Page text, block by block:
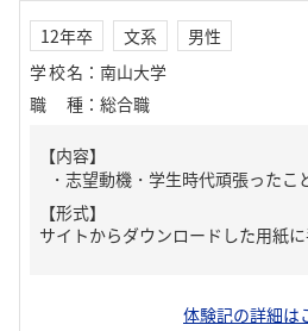
12年卒 文系
男性
学校名 ： 南山大学
職種 ： 総合職
【内容】
・志望動機・学生時代頑張ったこ
【形式】
サイトからダウンロードした用紙
体験記の詳細は